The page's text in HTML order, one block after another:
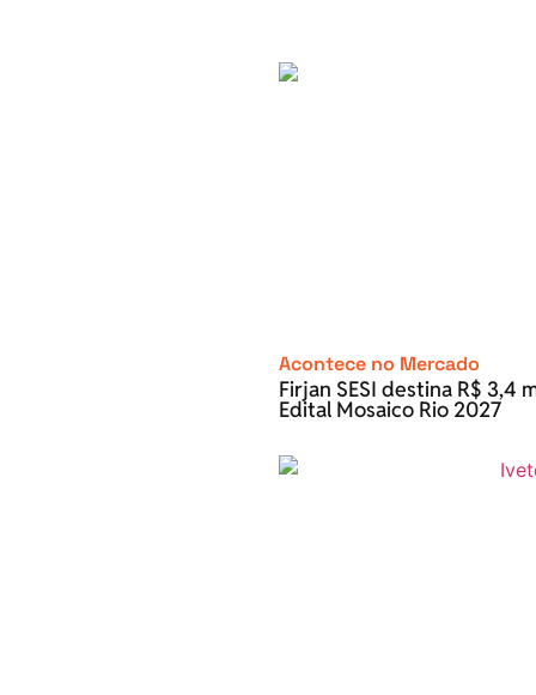
Acontece no Mercado
Firjan SESI destina R$ 3,4
Edital Mosaico Rio 2027